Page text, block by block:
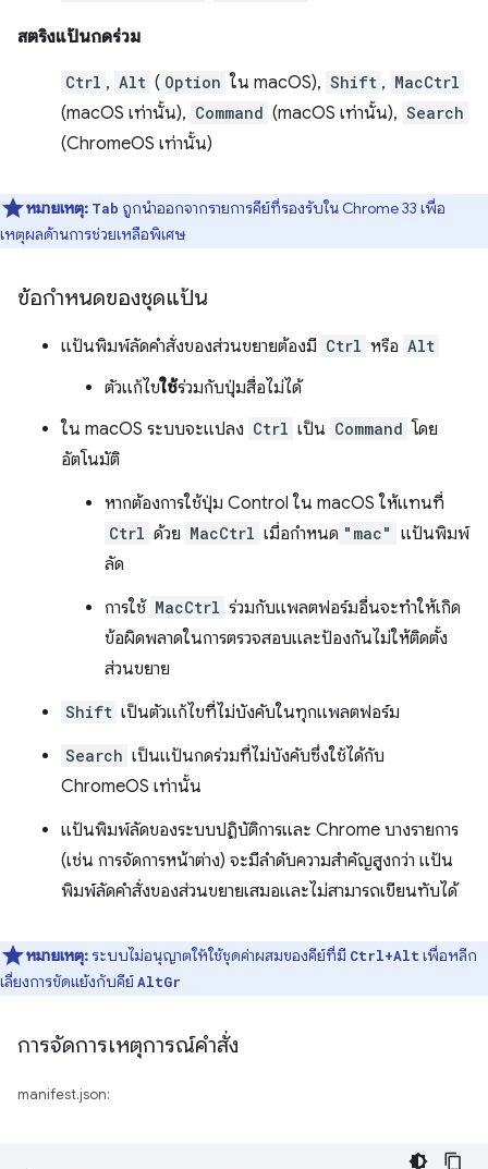
สตริงแป้นกดร่วม
Ctrl , Alt ( Option ใน macOS), Shift , MacCtrl
(macOS เท่านั้น), Command (macOS เท่านั้น), Search
(ChromeOS เท่านั้น)
หมายเหตุ: Tab ถูกนำออกจากรายการคีย์ที่รองรับใน Chrome 33 เพื่อ
เหตุผลด้านการช่วยเหลือพิเศษ
ข้อกำหนดของชุดแป้น
แป้นพิมพ์ลัดคำสั่งของส่วนขยายต้องมี Ctrl หรือ Alt
ตัวแก้ไขใช้ร่วมกับปุ่มสื่อไม่ได้
ใน macOS ระบบจะแปลง Ctrl เป็น Command โดย
อัตโนมัติ
หากต้องการใช้ปุ่ม Control ใน macOS ให้แทนที่
Ctrl ด้วย MacCtrl เมื่อกำหนด "mac" แป้นพิมพ์
ลัด
การใช้ MacCtrl ร่วมกับแพลตฟอร์มอื่นจะทำให้เกิด
ข้อผิดพลาดในการตรวจสอบและป้องกันไม่ให้ติดตั้ง
ส่วนขยาย
Shift เป็นตัวแก้ไขที่ไม่บังคับในทุกแพลตฟอร์ม
Search เป็นแป้นกดร่วมที่ไม่บังคับซึ่งใช้ได้กับ
ChromeOS เท่านั้น
แป้นพิมพ์ลัดของระบบปฏิบัติการและ Chrome บางรายการ
(เช่น การจัดการหน้าต่าง) จะมีลำดับความสำคัญสูงกว่า แป้น
พิมพ์ลัดคำสั่งของส่วนขยายเสมอและไม่สามารถเขียนทับได้
หมายเหตุ:ระบบไม่อนุญาตให้ใช้ชุดค่าผสมของคีย์ที่มี Ctrl+Alt เพื่อหลีก
เลี่ยงการขัดแย้งกับคีย์AltGr
การจัดการเหตุการณ์คำสั่ง
manifest.json: